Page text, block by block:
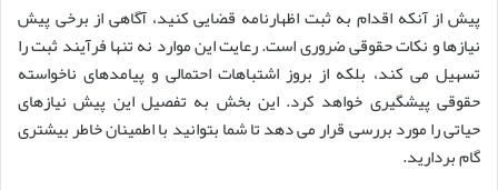
پیش از آنکه اقدام به ثبت اظهارنامه قضایی کنید، آگاهی از برخی پیش
نیازها و نکات حقوقی ضروری است. رعایت این موارد نه تنها فرآیند ثبت را
تسهیل می کند، بلکه از بروز اشتباهات احتمالی و پیامدهای ناخواسته
حقوقی پیشگیری خواهد کرد. این بخش به تفصیل این پیش نیازهای
حیاتی را مورد بررسی قرار می دهد تا شما بتوانید با اطمینان خاطر بیشتری
گام بردارید.